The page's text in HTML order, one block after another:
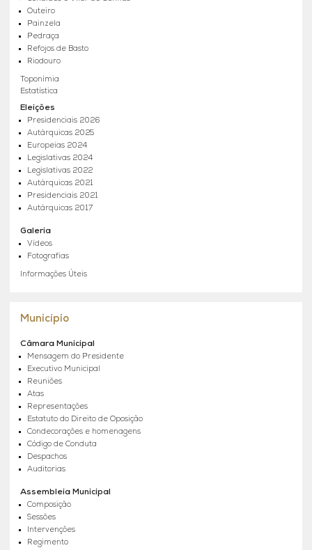
Outeiro
Painzela
Pedraça
Refojos de Basto
Riodouro
Toponímia
Estatística
Eleições
Presidenciais 2026
Autárquicas 2025
Europeias 2024
Legislativas 2024
Legislativas 2022
Autárquicas 2021
Presidenciais 2021
Autárquicas 2017
Galeria
Vídeos
Fotografias
Informações Úteis
Município
Câmara Municipal
Mensagem do Presidente
Executivo Municipal
Reuniões
Atas
Representações
Estatuto do Direito de Oposição
Condecorações e homenagens
Código de Conduta
Despachos
Auditorias
Assembleia Municipal
Composição
Sessões
Intervenções
Regimento